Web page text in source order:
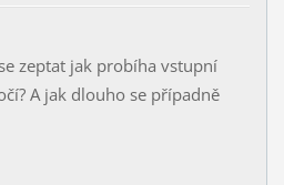
zeptat jak probíha vstupní
A jak dlouho se případně